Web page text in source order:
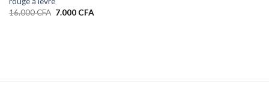
16.000CFA Le
7.000 CFALe